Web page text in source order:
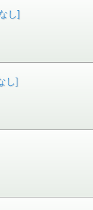
し]
し]